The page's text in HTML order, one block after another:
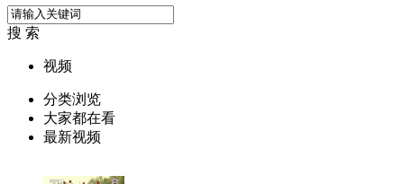
搜 索
视频
分类浏览
大家都在看
最新视频